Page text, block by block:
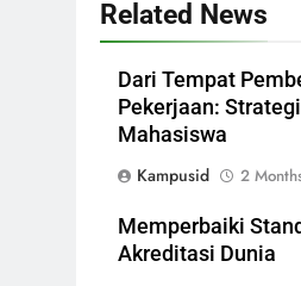
Related News
Dari Tempat
Pekerjaan:
Mahasiswa
Kampusid
2
Memperbaiki
Akreditasi Dunia